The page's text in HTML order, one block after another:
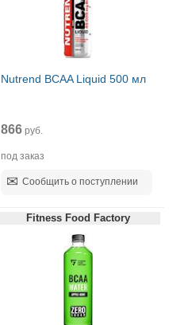
Nutrend BCAA Liquid 500 мл
866 руб.
под заказ
Сообщить о поступлении
Fitness Food Factory